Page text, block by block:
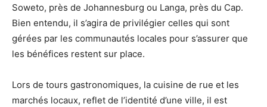
Soweto, près de Johannesburg ou Langa, près du Cap.
Bien entendu, il s’agira de privilégier celles qui sont
gérées par les communautés locales pour s’assurer que
les bénéfices restent sur place.
Lors de tours gastronomiques, la cuisine de rue et les
marchés locaux, reflet de l’identité d’une ville, il est